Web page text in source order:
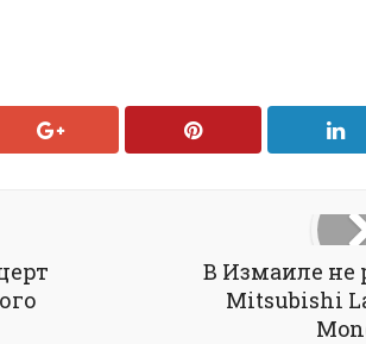
В Измаиле не
Mitsubishi